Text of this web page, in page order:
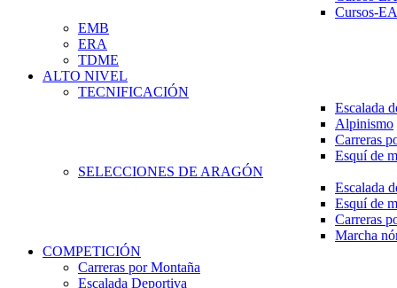
Cursos-
EMB
ERA
TDME
ALTO NIVEL
TECNIFICACIÓN
Escalada
Alpinismo
Carreras
Esquí de
SELECCIONES DE ARAGÓN
Escalada
Esquí de
Carreras
Marcha
COMPETICIÓN
Carreras por Montaña
Escalada Deportiva